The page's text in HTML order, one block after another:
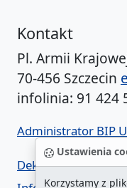
Ustawienia
Korzystamy z
Kontakt
Pl. Armii
70-456 Szczecin
infolinia: 91 424
Administrator BIP
Deklaracja